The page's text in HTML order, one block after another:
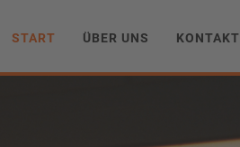
START ÜBER UNS KONTAKT